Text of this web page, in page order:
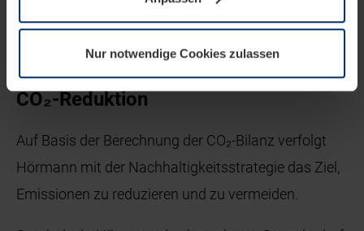
wir Ihre Erlaubnis. Ihre Einwilligung können Sie jederzeit
Datenschutzerklärungunserer Website ändern oder
widerrufen.
Nur notwendige Cookies zulassen
Kleine und große Maßnahmen zur
CO₂-Reduktion
Auf Basis der Berechnung der CO₂-Bilanz verfolgt
Hörmann mit der Nachhaltigkeitsstrategie das Ziel,
Emissionen zu reduzieren und zu vermeiden.